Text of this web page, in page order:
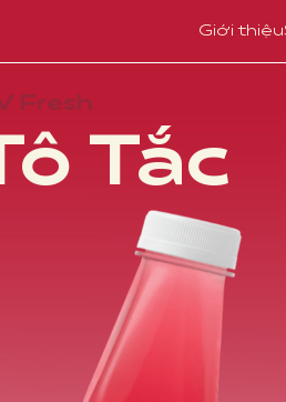
Giới thiệu
Fresh
Tắc